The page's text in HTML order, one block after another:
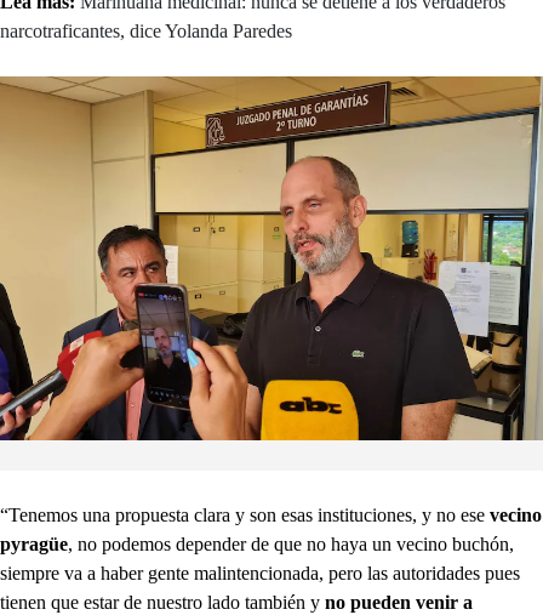
narcotraficantes, dice Yolanda Paredes
“Tenemos una propuesta clara y son esas instituciones, y no ese vecino
pyragüe, no podemos depender de que no haya un vecino buchón,
siempre va a haber gente malintencionada, pero las autoridades pues
tienen que estar de nuestro lado también y no pueden venir a